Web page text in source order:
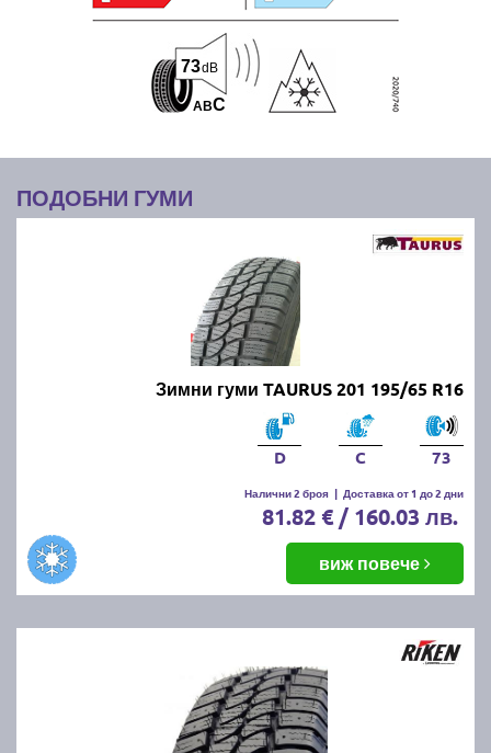
ABC
73dB
ПОДОБНИ ГУМИ
Зимни гуми TAURUS 201 195/65 R16
D C 73
Налични 2 броя | Доставка от 1 до 2 дни
81.82 € / 160.03 лв.
виж повече